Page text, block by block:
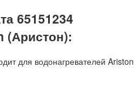
65151234
(Аристон):
для водонагревателей Ariston